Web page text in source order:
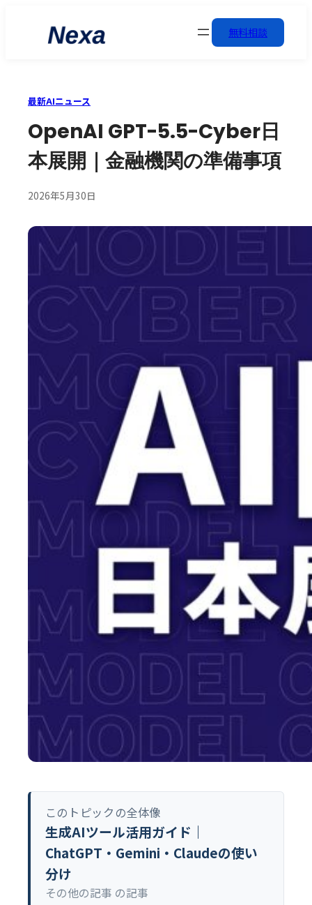
無料相談
最新AIニュース
OpenAI GPT-5.5-Cyber日
本展開｜金融機関の準備事項
2026年5月30日
このトピックの全体像
生成AIツール活用ガイド｜
ChatGPT・Gemini・Claudeの使い
分け
その他の記事 の記事